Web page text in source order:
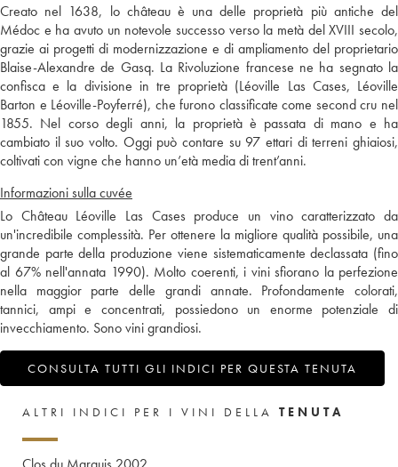
Creato nel 1638, lo château è una delle proprietà più antiche del
Médoc e ha avuto un notevole successo verso la metà del XVIII secolo,
grazie ai progetti di modernizzazione e di ampliamento del proprietario
Blaise-Alexandre de Gasq. La Rivoluzione francese ne ha segnato la
confisca e la divisione in tre proprietà (Léoville Las Cases, Léoville
Barton e Léoville-Poyferré), che furono classificate come second cru nel
1855. Nel corso degli anni, la proprietà è passata di mano e ha
cambiato il suo volto. Oggi può contare su 97 ettari di terreni ghiaiosi,
coltivati con vigne che hanno un’età media di trent’anni.
Informazioni sulla cuvée
Lo Château Léoville Las Cases produce un vino caratterizzato da
un'incredibile complessità. Per ottenere la migliore qualità possibile, una
grande parte della produzione viene sistematicamente declassata (fino
al 67% nell'annata 1990). Molto coerenti, i vini sfiorano la perfezione
nella maggior parte delle grandi annate. Profondamente colorati,
tannici, ampi e concentrati, possiedono un enorme potenziale di
invecchiamento. Sono vini grandiosi.
CONSULTA TUTTI GLI INDICI PER QUESTA TENUTA
ALTRI INDICI PER I VINI DELLA TENUTA